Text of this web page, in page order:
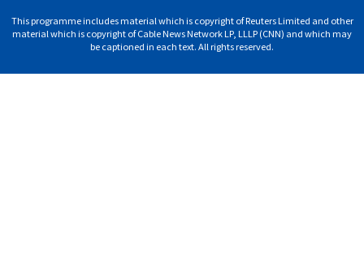
This programme includes material which is copyright of Reuters Limited and other
material which is copyright of Cable News Network LP, LLLP (CNN) and which may
be captioned in each text. All rights reserved.